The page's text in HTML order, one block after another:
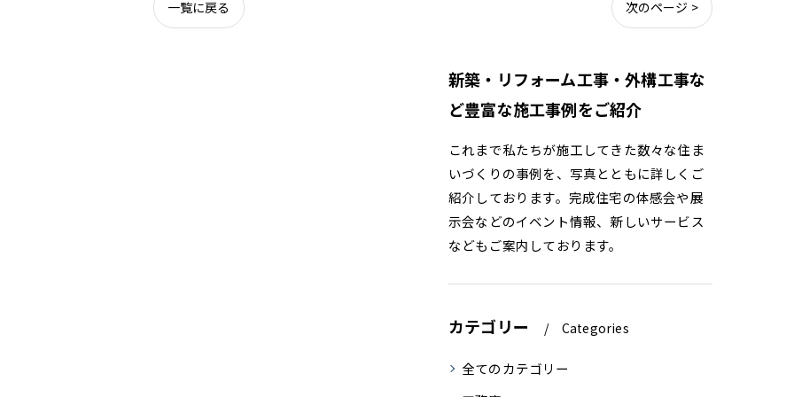
一覧に戻る 次のページ >
新築・リフォーム工事・外構工事な
ど豊富な施工事例をご紹介
これまで私たちが施工してきた数々な住ま
いづくりの事例を、写真とともに詳しくご
紹介しております。完成住宅の体感会や展
示会などのイベント情報、新しいサービス
などもご案内しております。
カテゴリー Categories
全てのカテゴリー